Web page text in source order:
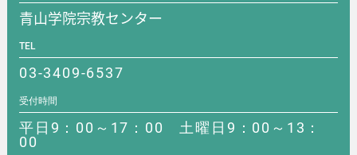
青山学院宗教センター
TEL
03-3409-6537
受付時間
平日9：00～17：00 土曜日9：00～13：
00